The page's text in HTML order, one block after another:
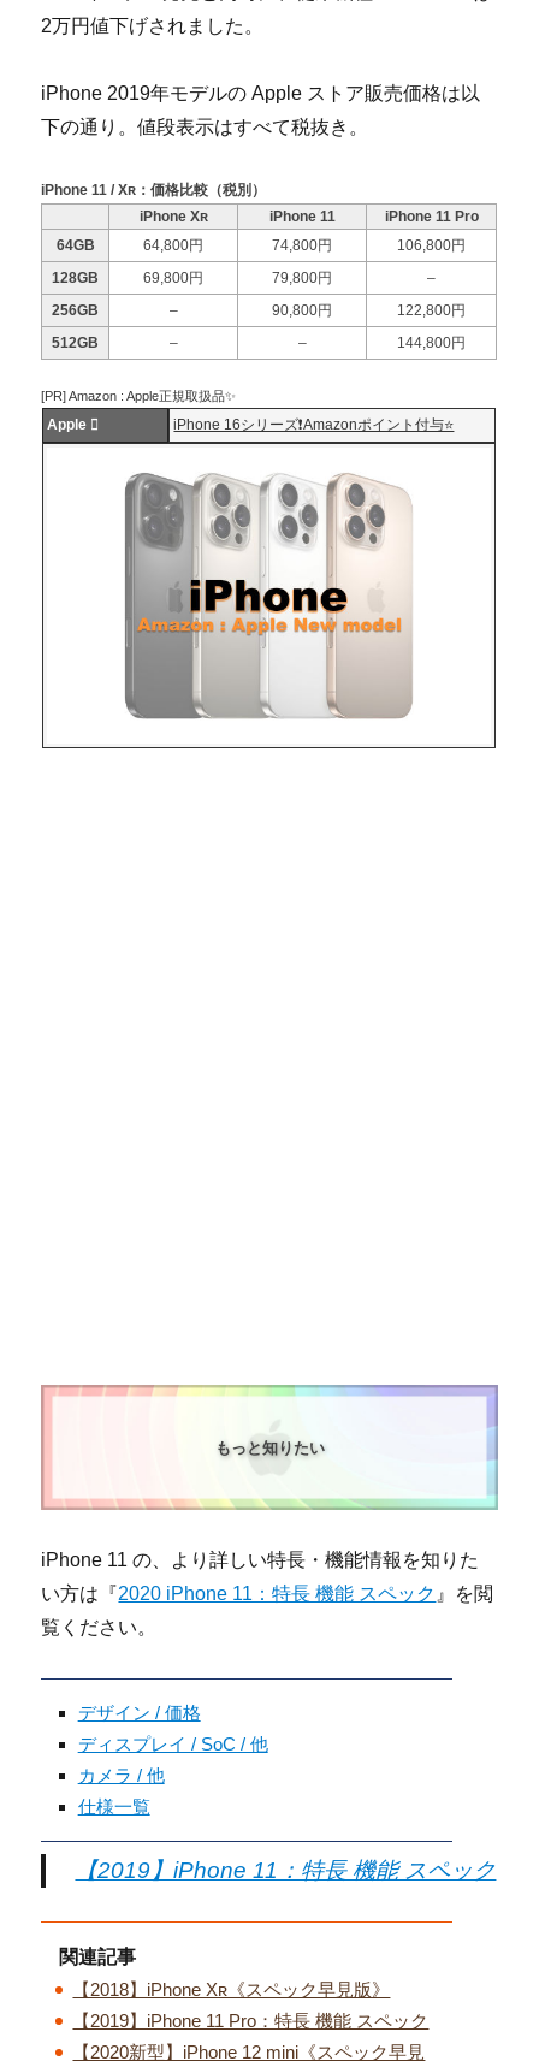
2万円値下げされました。
iPhone 2019年モデルの Apple ストア販売価格は以
下の通り。値段表示はすべて税抜き。
iPhone 11 / Xʀ：価格比較（税別）
iPhone Xʀ
iPhone 11
iPhone 11 Pro
64GB
64,800円 74,800円
106,800円
128GB
69,800円 79,800円
–
256GB
– 90,800円
122,800円
512GB
– – 144,800円
[PR] Amazon : Apple正規取扱品✨
Apple  iPhone 16シリーズ❗️Amazonポイント付与⭐️
もっと知りたい
iPhone 11 の、より詳しい特長・機能情報を知りた
い方は『2020 iPhone 11：特長 機能 スペック 』を閲
覧ください。
デザイン / 価格
ディスプレイ / SoC / 他
カメラ / 他
仕様一覧
【2019】iPhone 11：特長 機能 スペック
関連記事
【2018】iPhone Xʀ《スペック早見版》
【2019】iPhone 11 Pro：特長 機能 スペック
【2020新型】iPhone 12 mini《スペック早見